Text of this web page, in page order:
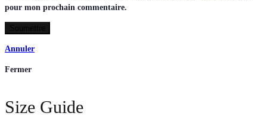
pour mon prochain commentaire.
Annuler
Fermer
Size Guide